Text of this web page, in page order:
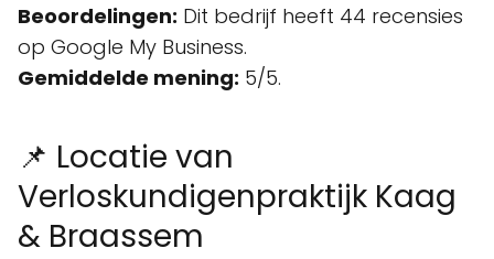
Beoordelingen: Dit bedrijf heeft 44 recensies
op Google My Business.
Gemiddelde mening: 5/5.
📌 Locatie van
Verloskundigenpraktijk Kaag
& Braassem